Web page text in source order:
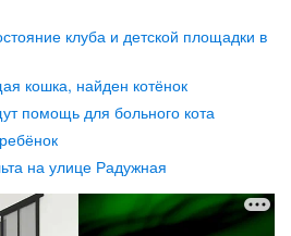
клуба и детской площадки в
кошка, найден котёнок
помощь для больного кота
на улице Радужная